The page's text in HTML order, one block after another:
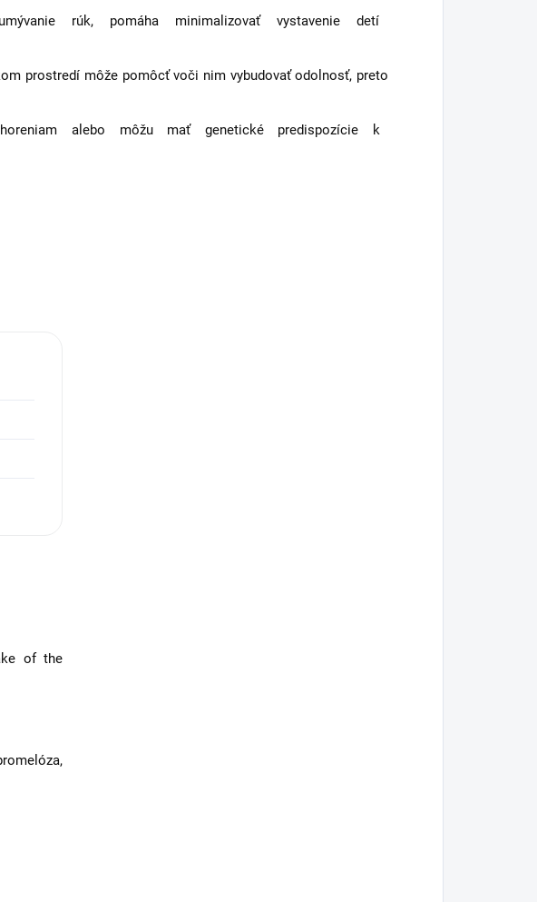
rúk, pomáha minimalizovať vystavenie detí
prostredí môže pomôcť voči nim vybudovať odolnosť, preto
alebo môžu mať genetické predispozície k
of the